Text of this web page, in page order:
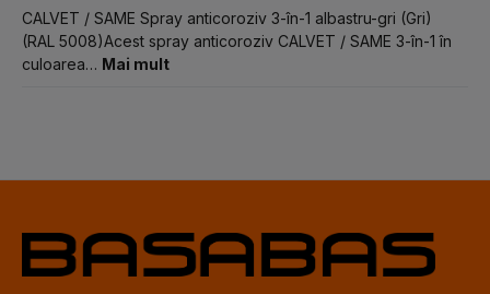
CALVET / SAME Spray anticoroziv 3-în-1 albastru-gri (Gri)
(RAL 5008)Acest spray anticoroziv CALVET / SAME 3-în-1 în
culoarea… Mai mult